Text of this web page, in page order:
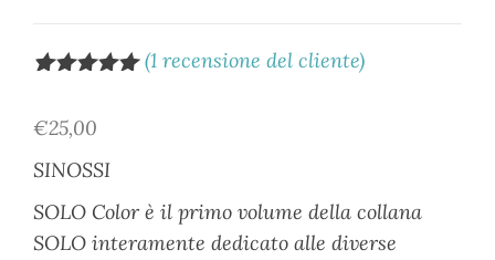
su base
recensioni
(1 recensione del cliente)
€25,00
SINOSSI
SOLO Color è il primo volume della collana
SOLO interamente dedicato alle diverse